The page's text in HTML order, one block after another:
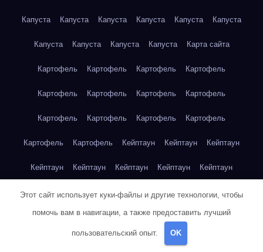
Капуста Капуста Капуста Капуста Капуста Капуста
Капуста Капуста Капуста Капуста Карта сайта
Картофель Картофель Картофель Картофель
Картофель Картофель Картофель Картофель
Картофель Картофель Картофель Картофель
Картофель Картофель Кейптаун Кейптаун Кейптаун
Кейптаун Кейптаун Кейптаун Кейптаун Кейптаун
Кейптаун Кейптаун Кейптаун Кейптаун Кейптаун
Кейптаун Кейптаун Кейптаун Кейптаун Кейптаун
Клубника
Этот сайт использует куки-файлы и другие технологии, чтобы
помочь вам в навигации, а также предоставить лучший
пользовательский опыт. OK